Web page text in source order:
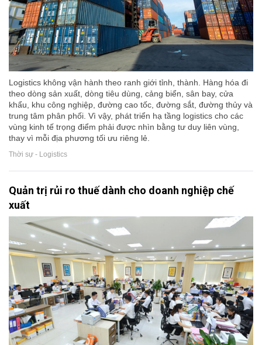
Logistics không vận hành theo ranh giới tỉnh, thành. Hàng hóa đi
theo dòng sản xuất, dòng tiêu dùng, cảng biển, sân bay, cửa
khẩu, khu công nghiệp, đường cao tốc, đường sắt, đường thủy và
trung tâm phân phối. Vì vậy, phát triển hạ tầng logistics cho các
vùng kinh tế trọng điểm phải được nhìn bằng tư duy liên vùng,
thay vì mỗi địa phương tối ưu riêng lẻ.
Thời sự - Logistics
Quản trị rủi ro thuế dành cho doanh nghiệp chế
xuất